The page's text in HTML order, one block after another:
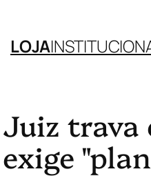
LOJA
Juiz trava
exige